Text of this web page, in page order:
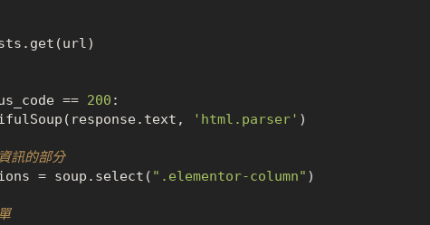
== 200 :
'html.parser' )
訊的部分
= soup.select(
".elementor-column" )